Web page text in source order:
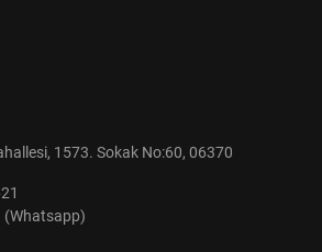
1573. Sokak No:60, 06370
(Whatsapp)